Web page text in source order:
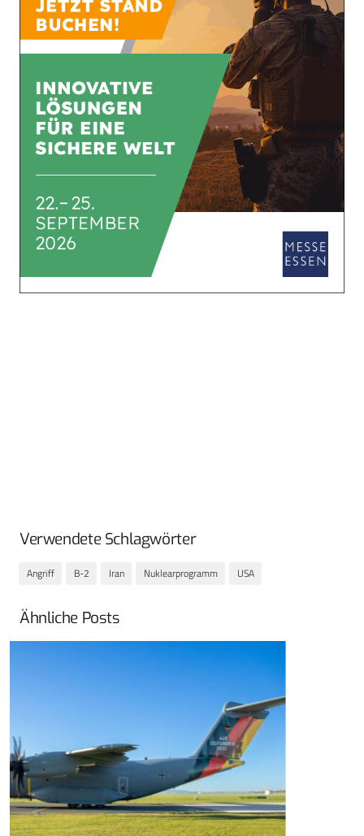
Verwendete Schlagwörter
Angriff B-2 Iran Nuklearprogramm USA
Ähnliche Posts